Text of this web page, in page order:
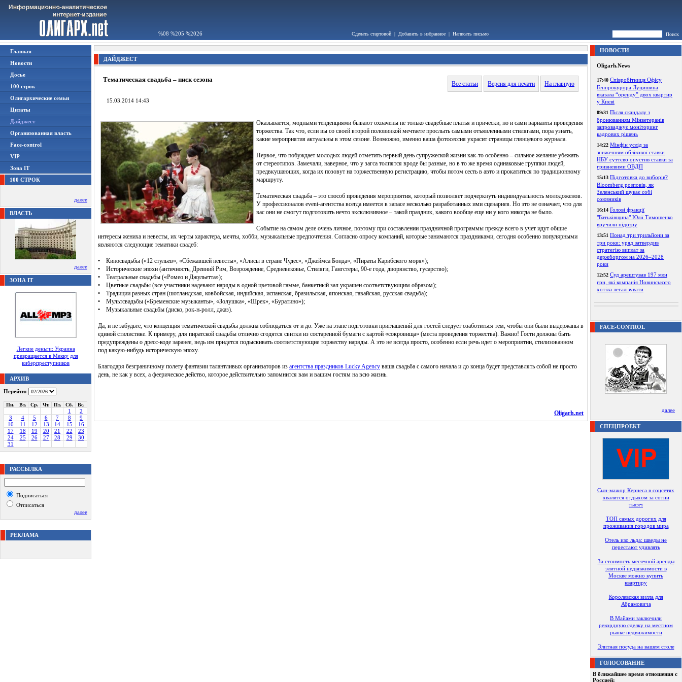
%08 %205 %2026 Сделать стартовой | Добавить в избранное | Написать письмо Поиск
Главная
Новости
Досье
100 строк
Олигархические семьи
Цитаты
Дайджест
Организованная власть
Face-control
VIP
Зона IT
100 СТРОК
далее
ВЛАСТЬ
далее
ЗОНА IT
Легкие деньги: Украина
превращается в Мекку для
киберпреступников
АРХИВ
Перейти:
Пн. Вт. Ср. Чт. Пт. Сб. Вс.
1
2
3
4 5 6 7 8
9
10
11 12 13 14 15
16
17
18 19 20 21 22
23
24
25 26 27 28 29
30
31
РАССЫЛКА
Подписаться
Отписаться
далее
РЕКЛАМА
ДАЙДЖЕСТ
Тематическая свадьба – писк сезона
Все статьи Версия для печати На главную
15.03.2014 14:43
Оказывается, модными тенденциями бывают охвачены не только свадебные платья и прически, но и сами варианты проведения
торжества. Так что, если вы со своей второй половинкой мечтаете прослыть самыми отъявленными стилягами, пора узнать,
какие мероприятия актуальны в этом сезоне. Возможно, именно ваша фотосессия украсит страницы глянцевого журнала.
Первое, что побуждает молодых людей отметить первый день супружеской жизни как-то особенно – сильное желание убежать
от стереотипов. Замечали, наверное, что у загса толпятся вроде бы разные, но в то же время одинаковые группки людей,
предвкушающих, когда их позовут на торжественную регистрацию, чтобы потом сесть в авто и прокатиться по традиционному
маршруту.
Тематическая свадьба – это способ проведения мероприятия, который позволяет подчеркнуть индивидуальность молодоженов.
У профессионалов event-агентства всегда имеется в запасе несколько разработанных ими сценариев. Но это не означает, что для
вас они не смогут подготовить нечто эксклюзивное – такой праздник, какого вообще еще ни у кого никогда не было.
Событие на самом деле очень личное, поэтому при составлении праздничной программы прежде всего в учет идут общие
интересы жениха и невесты, их черты характера, мечты, хобби, музыкальные предпочтения. Согласно опросу компаний, которые занимаются праздниками, сегодня особенно популярными
являются следующие тематики свадеб:
• Киносвадьбы («12 стульев», «Сбежавшей невесты», «Алисы в стране Чудес», «Джеймса Бонда», «Пираты Карибского моря»);
• Исторические эпохи (античность, Древний Рим, Возрождение, Средневековье, Стиляги, Гангстеры, 90-е года, дворянство, гусарство);
• Театральные свадьбы («Ромео и Джульетта»);
• Цветные свадьбы (все участники надевают наряды в одной цветовой гамме, банкетный зал украшен соответствующим образом);
• Традиции разных стран (шотландская, ковбойская, индийская, испанская, бразильская, японская, гавайская, русская свадьба);
• Мультсвадьбы («Бременские музыканты», «Золушка», «Шрек», «Буратино»);
• Музыкальные свадьбы (диско, рок-н-ролл, джаз).
Да, и не забудьте, что концепция тематической свадьбы должна соблюдаться от и до. Уже на этапе подготовки приглашений для гостей следует озаботиться тем, чтобы они были выдержаны в
единой стилистике. К примеру, для пиратской свадьбы отлично сгодятся свитки из состаренной бумаги с картой «сокровища» (места проведения торжества). Важно! Гости должны быть
предупреждены о дресс-коде заранее, ведь им придется подыскивать соответствующие торжеству наряды. А это не всегда просто, особенно если речь идет о мероприятии, стилизованном
под какую-нибудь историческую эпоху.
Благодаря безграничному полету фантазии талантливых организаторов из агентства праздников Lucky Agency ваша свадьба с самого начала и до конца будет представлять собой не просто
день, не как у всех, а феерическое действо, которое действительно запомнится вам и вашим гостям на всю жизнь.
Oligarh.net
НОВОСТИ
Oligarh.News
17:40 Співробітниця Офісу
Генпрокурора Луцишина
вказала “оренду” двох квартир
у Києві
09:31 Після скандалу з
бронюванням Мінветеранів
запроваджує моніторинг
кадрових рішень
14:22 Мінфін услід за
зниженням облікової ставки
НБУ суттєво опустив ставки за
гривневими ОВДП
15:13 Підготовка до виборів?
Bloomberg розповів, як
Зеленський шукає собі
союзників
16:14 Голові фракції
"Батьківщина" Юлії Тимошенко
вручили підозру
13:51 Понад три трильйони за
три роки: уряд затвердив
стратегію виплат за
держборгом на 2026–2028
роки
12:52 Суд арештував 197 млн
грн, які компанія Новинського
хотіла легалізувати
FACE-CONTROL
далее
СПЕЦПРОЕКТ
Сын-мажор Кернеса в соцсетях
хвалится отдыхом за сотни
тысяч
ТОП самых дорогих для
проживания городов мира
Отель изо льда: шведы не
перестают удивлять
За стоимость месячной аренды
элитной недвижимости в
Москве можно купить
квартиру
Королевская вилла для
Абрамовича
В Майами заключили
рекордную сделку на местном
рынке недвижимости
Элитная посуда на вашем столе
ГОЛОСОВАНИЕ
В ближайшее время отношения с
Россией: